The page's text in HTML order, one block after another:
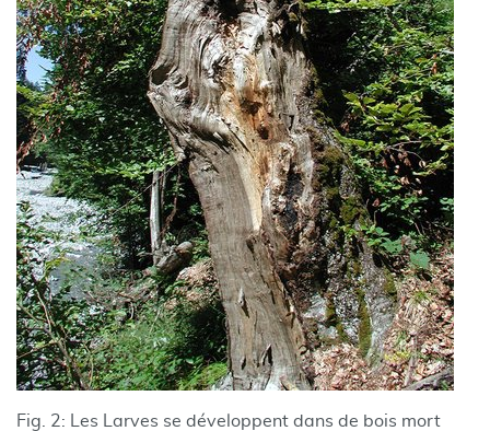
Fig. 2: Les Larves se développent dans de bois mort